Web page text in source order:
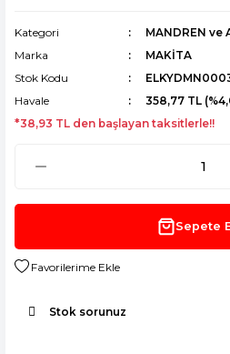
Kategori
MANDREN ve
Marka
MAKİTA
Stok Kodu
Havale
358,77 TL
*38,93 TL den başlayan taksitlerle!!
Sepete
Stok sorunuz